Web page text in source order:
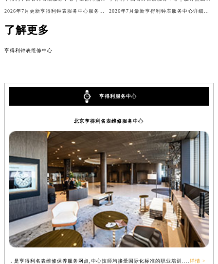
了解更多
亨得利钟表维修中心
亨得利服务中心
北京亨得利名表维修服务中心
，是亨得利名表维修保养服务网点,中心技师均接受国际化标准的职业培训.... 详情 >